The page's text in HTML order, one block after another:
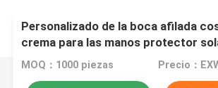
Personalizado de la boca afilada
crema para las manos protector
limpieza facial tubo de embalaje
plástico contienen
MOQ：1000 piezas